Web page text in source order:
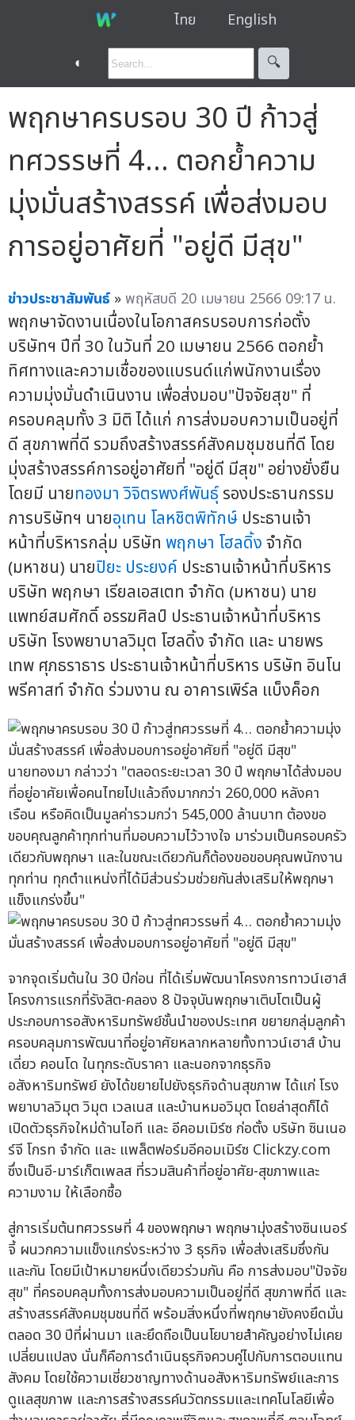
ไทย English
◐ 🔍︎
พฤกษาครบรอบ 30 ปี ก้าวสู่
ทศวรรษที่ 4… ตอกย้ำความ
มุ่งมั่นสร้างสรรค์ เพื่อส่งมอบ
การอยู่อาศัยที่ "อยู่ดี มีสุข"
ข่าวประชาสัมพันธ์ »พฤหัสบดี 20 เมษายน 2566 09:17 น.
พฤกษาจัดงานเนื่องในโอกาสครบรอบการก่อตั้ง
บริษัทฯ ปีที่ 30 ในวันที่ 20 เมษายน 2566 ตอกย้ำ
ทิศทางและความเชื่อของแบรนด์แก่พนักงานเรื่อง
ความมุ่งมั่นดำเนินงาน เพื่อส่งมอบ"ปัจจัยสุข" ที่
ครอบคลุมทั้ง 3 มิติ ได้แก่ การส่งมอบความเป็นอยู่ที่
ดี สุขภาพที่ดี รวมถึงสร้างสรรค์สังคมชุมชนที่ดี โดย
มุ่งสร้างสรรค์การอยู่อาศัยที่ "อยู่ดี มีสุข" อย่างยั่งยืน
โดยมี นายทองมา วิจิตรพงศ์พันธุ์รองประธานกรรม
การบริษัทฯ นายอุเทน โลหชิตพิทักษ์ ประธานเจ้า
หน้าที่บริหารกลุ่ม บริษัท พฤกษา โฮลดิ้งจำกัด
(มหาชน) นายปิยะ ประยงค์ ประธานเจ้าหน้าที่บริหาร
บริษัท พฤกษา เรียลเอสเตท จำกัด (มหาชน) นาย
แพทย์สมศักดิ์ อรรฆศิลป์ ประธานเจ้าหน้าที่บริหาร
บริษัท โรงพยาบาลวิมุต โฮลดิ้ง จำกัด และ นายพร
เทพ ศุภธราธาร ประธานเจ้าหน้าที่บริหาร บริษัท อินโน
พรีคาสท์ จำกัด ร่วมงาน ณ อาคารเพิร์ล แบ็งค็อก
นายทองมา กล่าวว่า "ตลอดระยะเวลา 30 ปี พฤกษาได้ส่งมอบ
ที่อยู่อาศัยเพื่อคนไทยไปแล้วถึงมากกว่า 260,000 หลังคา
เรือน หรือคิดเป็นมูลค่ารวมกว่า 545,000 ล้านบาท ต้องขอ
ขอบคุณลูกค้าทุกท่านที่มอบความไว้วางใจ มาร่วมเป็นครอบครัว
เดียวกับพฤกษา และในขณะเดียวกันก็ต้องขอขอบคุณพนักงาน
ทุกท่าน ทุกตำแหน่งที่ได้มีส่วนร่วมช่วยกันส่งเสริมให้พฤกษา
แข็งแกร่งขึ้น"
จากจุดเริ่มต้นใน 30 ปีก่อน ที่ได้เริ่มพัฒนาโครงการทาวน์เฮาส์
โครงการแรกที่รังสิต-คลอง 8 ปัจจุบันพฤกษาเติบโตเป็นผู้
ประกอบการอสังหาริมทรัพย์ชั้นนำของประเทศ ขยายกลุ่มลูกค้า
ครอบคลุมการพัฒนาที่อยู่อาศัยหลากหลายทั้งทาวน์เฮาส์ บ้าน
เดี่ยว คอนโด ในทุกระดับราคา และนอกจากธุรกิจ
อสังหาริมทรัพย์ ยังได้ขยายไปยังธุรกิจด้านสุขภาพ ได้แก่ โรง
พยาบาลวิมุต วิมุต เวลเนส และบ้านหมอวิมุต โดยล่าสุดก็ได้
เปิดตัวธุรกิจใหม่ด้านไอที และ อีคอมเมิร์ซ ก่อตั้ง บริษัท ซินเนอ
ร์จี โกรท จำกัด และ แพล็ตฟอร์มอีคอมเมิร์ซ Clickzy.com
ซึ่งเป็นอี-มาร์เก็ตเพลส ที่รวมสินค้าที่อยู่อาศัย-สุขภาพและ
ความงาม ให้เลือกซื้อ
สู่การเริ่มต้นทศวรรษที่ 4 ของพฤกษา พฤกษามุ่งสร้างซินเนอร์
จี้ ผนวกความแข็งแกร่งระหว่าง 3 ธุรกิจ เพื่อส่งเสริมซึ่งกัน
และกัน โดยมีเป้าหมายหนึ่งเดียวร่วมกัน คือ การส่งมอบ"ปัจจัย
สุข" ที่ครอบคลุมทั้งการส่งมอบความเป็นอยู่ที่ดี สุขภาพที่ดี และ
สร้างสรรค์สังคมชุมชนที่ดี พร้อมสิ่งหนึ่งที่พฤกษายังคงยึดมั่น
ตลอด 30 ปีที่ผ่านมา และยึดถือเป็นนโยบายสำคัญอย่างไม่เคย
เปลี่ยนแปลง นั่นก็คือการดำเนินธุรกิจควบคู่ไปกับการตอบแทน
สังคม โดยใช้ความเชี่ยวชาญทางด้านอสังหาริมทรัพย์และการ
ดูแลสุขภาพ และการสร้างสรรค์นวัตกรรมและเทคโนโลยีเพื่อ